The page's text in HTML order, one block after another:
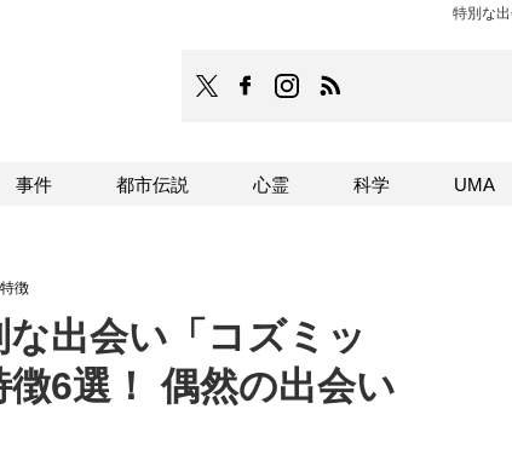
特別な
TOCANAのFacebookはこちら
TOCANAのinstagramはこちら
徴
出会い「コズミッ
6選！ 偶然の出会い
事件 都市伝説 心霊 科学 UMA